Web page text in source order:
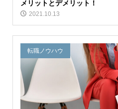
メリットとデメリット！
2021.10.13
転職ノウハウ